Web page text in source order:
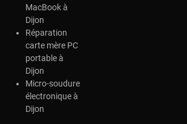
MacBook à
Dijon
Réparation
carte mère PC
portable à
Dijon
Micro-soudure
électronique à
Dijon